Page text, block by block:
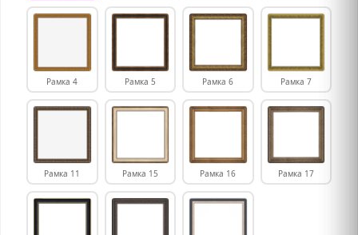
Рамка 4 Рамка 5 Рамка 6 Рамка 7
Рамка 11 Рамка 15 Рамка 16 Рамка 17